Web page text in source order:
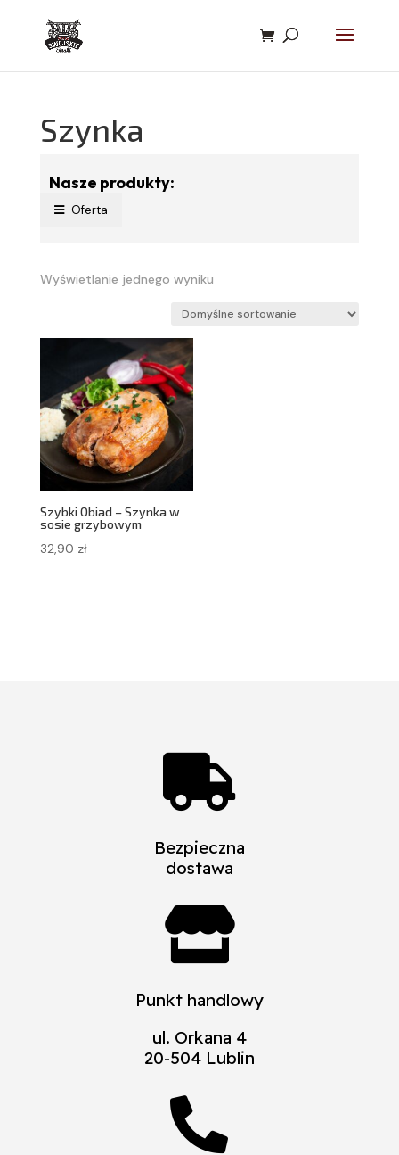
Szynka
Nasze produkty:
Oferta
Wyświetlanie jednego wyniku
Szybki Obiad – Szynka w
sosie grzybowym
32,90 zł

Bezpieczna
dostawa

Punkt handlowy
ul. Orkana 4
20-504 Lublin
